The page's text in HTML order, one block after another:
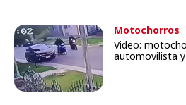
Motochorros
Video:
automovilista